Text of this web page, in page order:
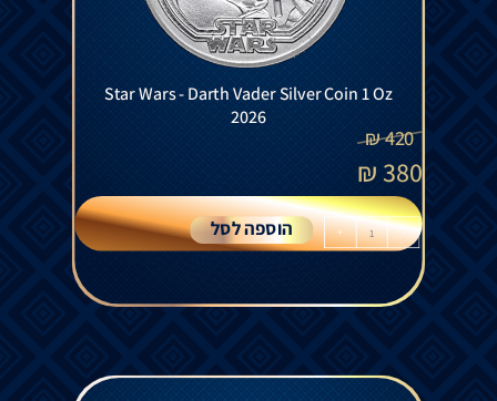
Star Wars - Darth Vader Silver Coin 1 Oz
2026
420
₪
380
₪
-
+ הוספה לסל